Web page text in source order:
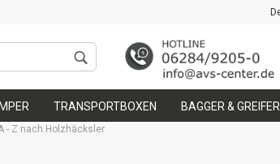
Wohnort
TRANSPORTBOXEN BAGGER & GREIFER
- Z nach Holzhäcksler